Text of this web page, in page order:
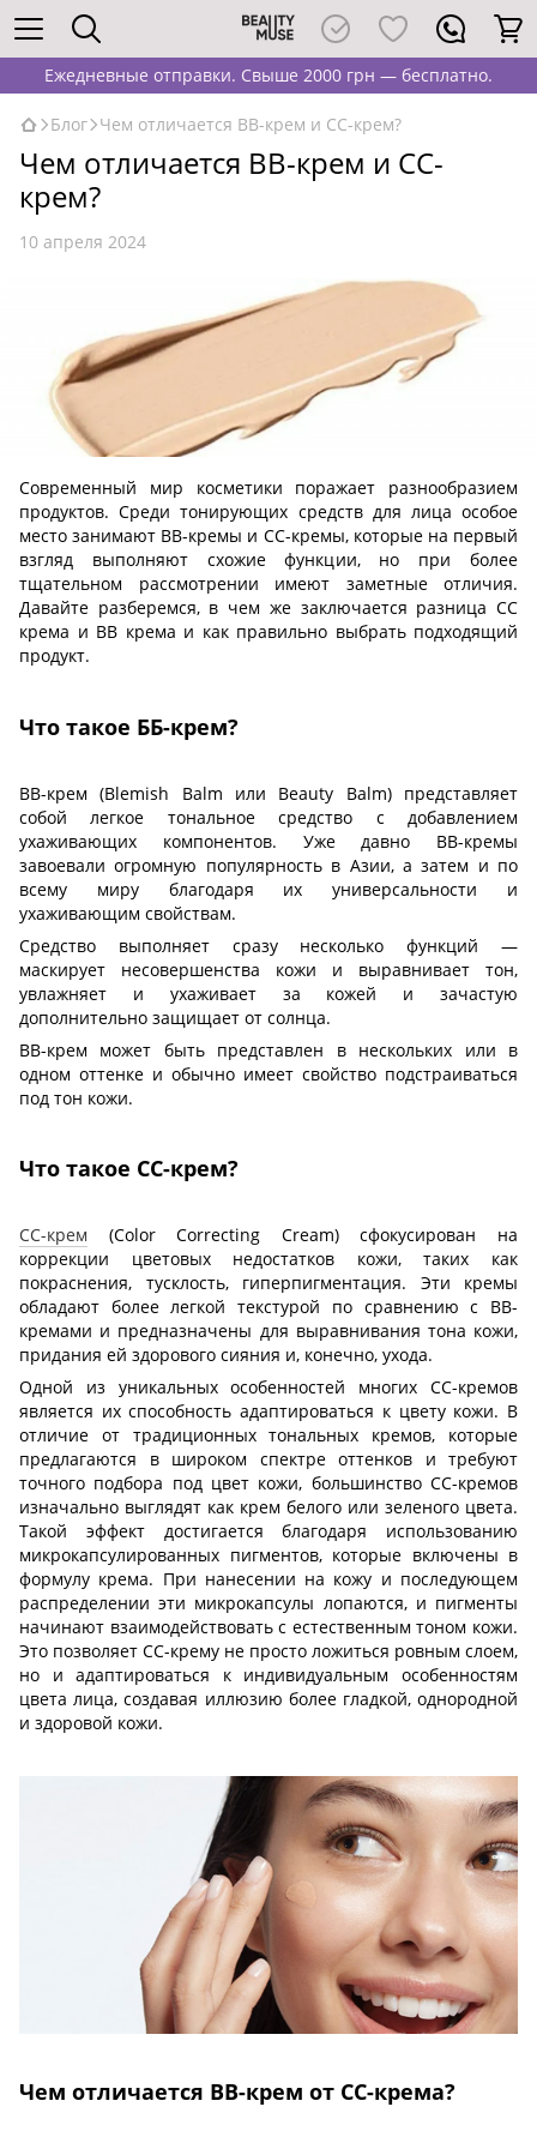
Ежедневные отправки. Свыше 2000 грн — бесплатно.
Блог Чем отличается ВВ-крем и СС-крем?
Чем отличается ВВ-крем и СС-
крем?
10 апреля 2024
Современный мир косметики поражает разнообразием
продуктов. Среди тонирующих средств для лица особое
место занимают BB-кремы и CC-кремы, которые на первый
взгляд выполняют схожие функции, но при более
тщательном рассмотрении имеют заметные отличия.
Давайте разберемся, в чем же заключается разница СС
крема и ВВ крема и как правильно выбрать подходящий
продукт.
Что такое ББ-крем?
BB-крем (Blemish Balm или Beauty Balm) представляет
собой легкое тональное средство с добавлением
ухаживающих компонентов. Уже давно BB-кремы
завоевали огромную популярность в Азии, а затем и по
всему миру благодаря их универсальности и
ухаживающим свойствам.
Средство выполняет сразу несколько функций —
маскирует несовершенства кожи и выравнивает тон,
увлажняет и ухаживает за кожей и зачастую
дополнительно защищает от солнца.
ВВ-крем может быть представлен в нескольких или в
одном оттенке и обычно имеет свойство подстраиваться
под тон кожи.
Что такое CC-крем?
CC-крем (Color Correcting Cream) сфокусирован на
коррекции цветовых недостатков кожи, таких как
покраснения, тусклость, гиперпигментация. Эти кремы
обладают более легкой текстурой по сравнению с BB-
кремами и предназначены для выравнивания тона кожи,
придания ей здорового сияния и, конечно, ухода.
Одной из уникальных особенностей многих CC-кремов
является их способность адаптироваться к цвету кожи. В
отличие от традиционных тональных кремов, которые
предлагаются в широком спектре оттенков и требуют
точного подбора под цвет кожи, большинство CC-кремов
изначально выглядят как крем белого или зеленого цвета.
Такой эффект достигается благодаря использованию
микрокапсулированных пигментов, которые включены в
формулу крема. При нанесении на кожу и последующем
распределении эти микрокапсулы лопаются, и пигменты
начинают взаимодействовать с естественным тоном кожи.
Это позволяет CC-крему не просто ложиться ровным слоем,
но и адаптироваться к индивидуальным особенностям
цвета лица, создавая иллюзию более гладкой, однородной
и здоровой кожи.
Чем отличается ВВ-крем от СС-крема?